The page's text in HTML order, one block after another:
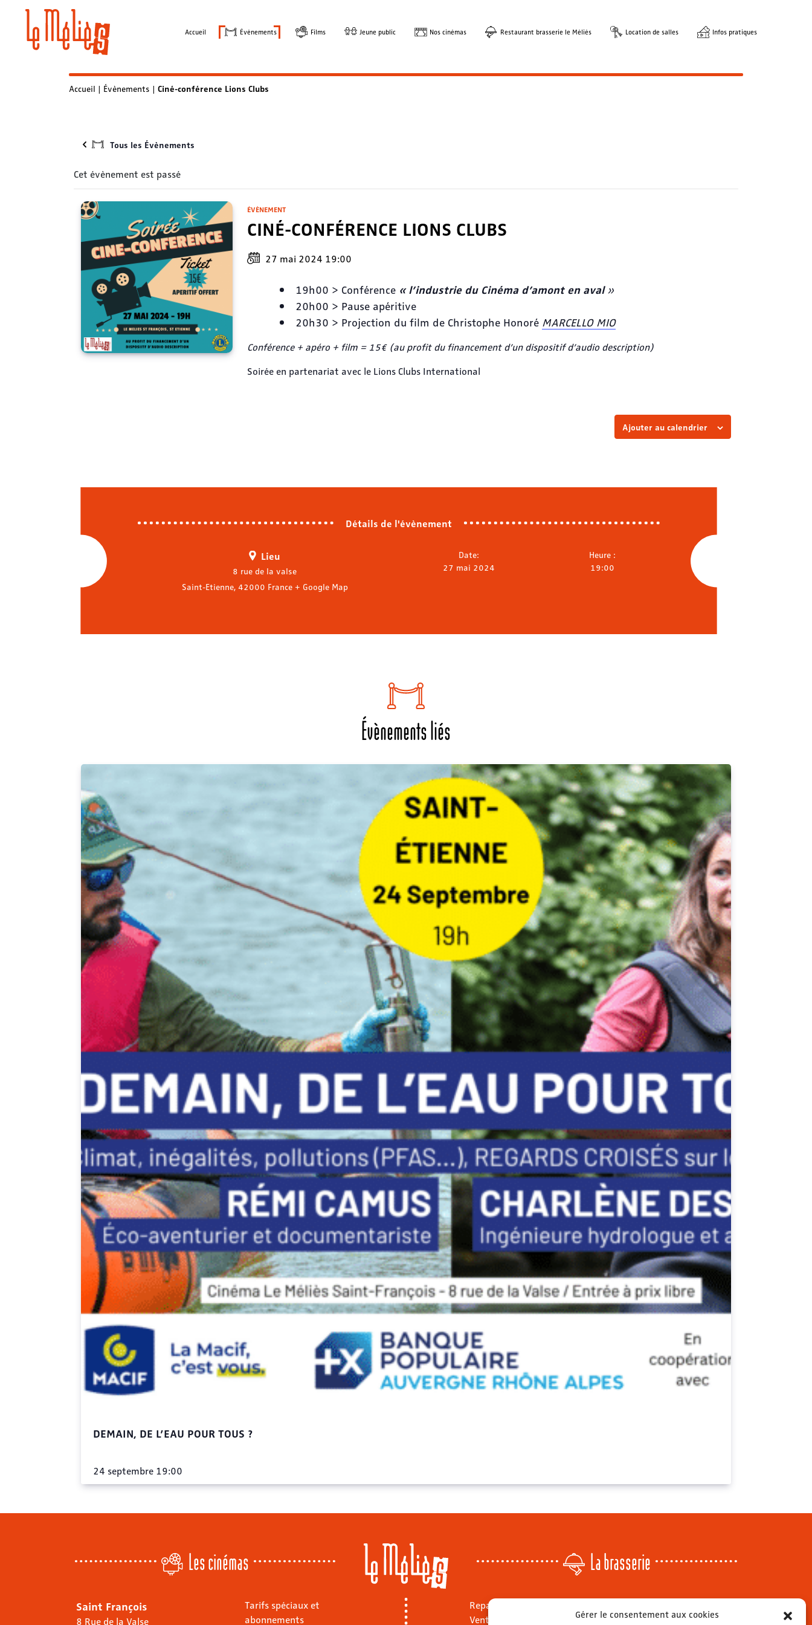
Gérer le consentement aux cookies
Accueil Évènements Films Jeune public Nos cinémas Restaurant brasserie le Méliès Location de salles Infos pratiques
Accueil | Évènements | Ciné-conférence Lions Clubs
Tous les Évènements
Cet évènement est passé
ÉVÈNEMENT
CINÉ-CONFÉRENCE LIONS CLUBS
27 mai 2024 19:00
19h00 > Conférence « l’industrie du Cinéma d’amont en aval»
20h00 > Pause apéritive
20h30 > Projection du film de Christophe Honoré MARCELLO MIO
Conférence + apéro + film = 15€ (au profit du financement d’un dispositif d’audio description)
Soirée en partenariat avec le Lions Clubs International
Ajouter au calendrier
Détails de l'évènement
Lieu
8 rue de la valse
Saint-Etienne, 42000 France + Google Map
Date:
27 mai 2024
Heure :
19:00
Évènements liés
DEMAIN, DE L’EAU POUR TOUS ?
24 septembre 19:00
Les cinémas La brasserie
Saint François
8 Rue de la Valse
Tarifs spéciaux et
abonnements
Repas sur place
Vente à emporter
Mardi & mercredi: 11h - 00h30